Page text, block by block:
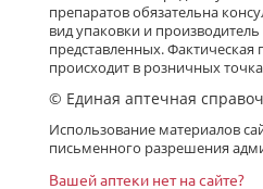
препаратов обязательна
вид упаковки и
представленных. Фактическая
происходит в розничных
© Единая аптечная
Использование материалов
письменного разрешения
Вашей аптеки нет на сайте?